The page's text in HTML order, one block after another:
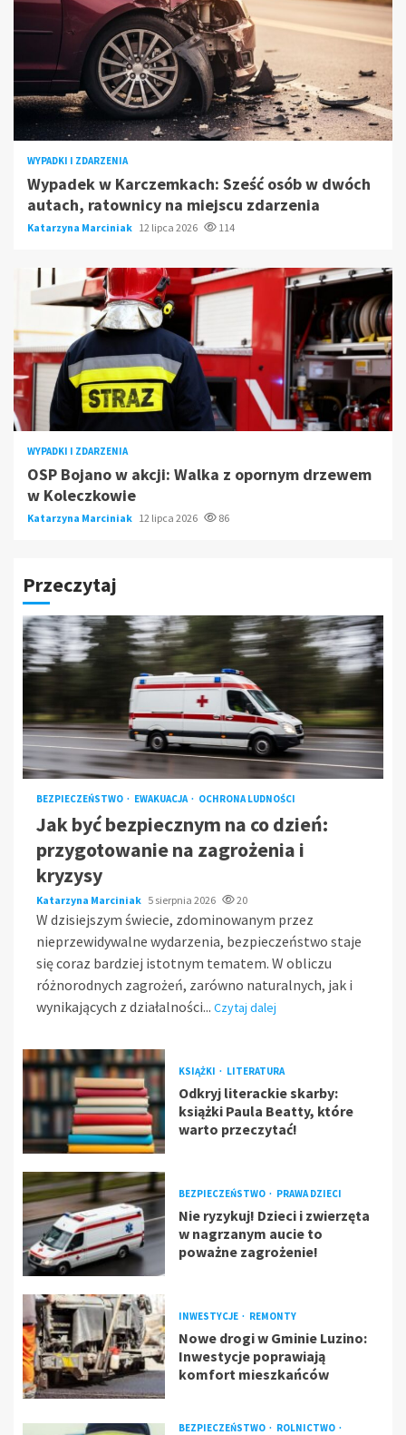
WYPADKI I ZDARZENIA
Wypadek w Karczemkach: Sześć osób w dwóch
autach, ratownicy na miejscu zdarzenia
Katarzyna Marciniak 12 lipca 2026 114
WYPADKI I ZDARZENIA
OSP Bojano w akcji: Walka z opornym drzewem
w Koleczkowie
Katarzyna Marciniak 12 lipca 2026 86
Przeczytaj
BEZPIECZEŃSTWO EWAKUACJA OCHRONA LUDNOŚCI
Jak być bezpiecznym na co dzień:
przygotowanie na zagrożenia i
kryzysy
Katarzyna Marciniak 5 sierpnia 2026 20
W dzisiejszym świecie, zdominowanym przez
nieprzewidywalne wydarzenia, bezpieczeństwo staje
się coraz bardziej istotnym tematem. W obliczu
różnorodnych zagrożeń, zarówno naturalnych, jak i
wynikających z działalności... Czytaj dalej
KSIĄŻKI LITERATURA
Odkryj literackie skarby:
książki Paula Beatty, które
warto przeczytać!
BEZPIECZEŃSTWO PRAWA DZIECI
Nie ryzykuj! Dzieci i zwierzęta
w nagrzanym aucie to
poważne zagrożenie!
INWESTYCJE REMONTY
Nowe drogi w Gminie Luzino:
Inwestycje poprawiają
komfort mieszkańców
BEZPIECZEŃSTWO
ROLNICTWO